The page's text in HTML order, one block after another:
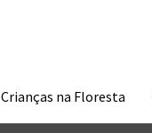
Crianças na Floresta